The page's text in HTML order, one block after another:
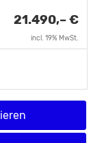
21.490,– €
incl. 19% MwSt.